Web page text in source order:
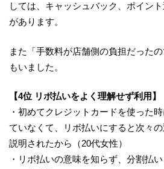
しては、キャッシュバック、ポイン
があります。
また「手数料が店舗側の負担だった
もいました。
【4位 リボ払いをよく理解せず利用】
・初めてクレジットカードを使った
ていなくて、リボ払いにすると次々
説明されたから（20代女性）
・リボ払いの意味を知らず、分割払